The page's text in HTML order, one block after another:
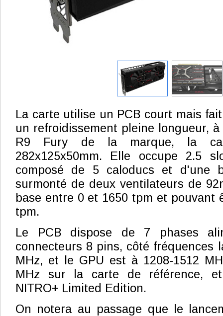
La carte utilise un PCB court mais
un refroidissement pleine longueur,
R9 Fury de la marque, la
282x125x50mm. Elle occupe 2.5
composé de 5 caloducs et d'une
surmonté de deux ventilateurs de
base entre 0 et 1650 tpm et pouvant
tpm.
Le PCB dispose de 7 phases
connecteurs 8 pins, côté fréquences
MHz, et le GPU est à 1208-1512
MHz sur la carte de référence,
NITRO+ Limited Edition.
On notera au passage que le